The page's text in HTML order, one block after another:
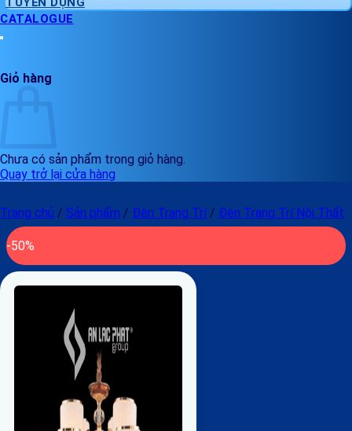
CATALOGUE
Giỏ hàng
Chưa có sản phẩm trong giỏ hàng.
Quay trở lại cửa hàng
Trang chủ / Sản phẩm / Đèn Trang Trí / Đèn Trang Trí Nội Thất
-50%